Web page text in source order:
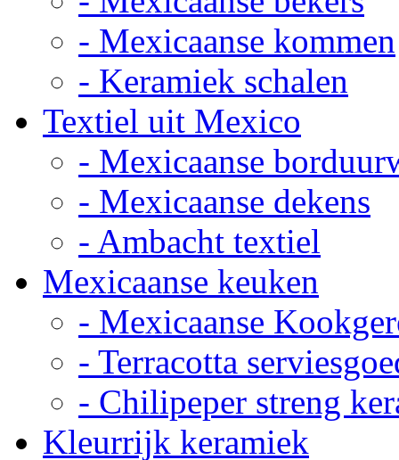
- Mexicaanse kommen
- Keramiek schalen
Textiel uit Mexico
- Mexicaanse
- Mexicaanse dekens
- Ambacht textiel
Mexicaanse keuken
- Mexicaanse
- Terracotta
- Chilipeper streng
Kleurrijk keramiek